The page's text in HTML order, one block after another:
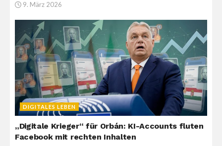
9. März 2026
DIGITALES LEBEN
„Digitale Krieger“ für Orbán: KI-Accounts fluten
Facebook mit rechten Inhalten